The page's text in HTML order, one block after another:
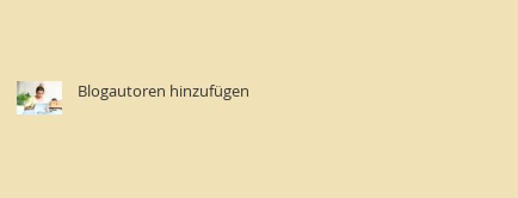
Blogautoren hinzufügen